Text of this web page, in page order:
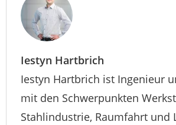
Iestyn Hartbrich
Iestyn Hartbrich ist Ingenieur
mit den Schwerpunkten
Stahlindustrie, Raumfahrt und